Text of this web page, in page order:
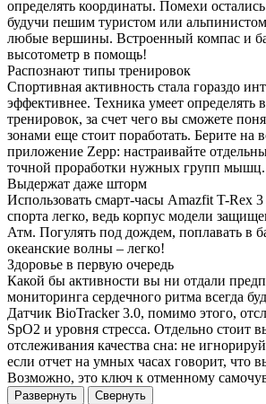
определять координаты. Помехи
будучи пешим туристом или
любые вершины. Встроенный компас и
высотометр в помощь!
Распознают типы тренировок
Спортивная активность стала гораздо
эффективнее. Техника умеет определять
тренировок, за счет чего вы сможете
зонами еще стоит поработать. Берите на
приложение Zepp: настраивайте
точной проработки нужных групп мышц.
Выдержат даже шторм
Использовать смарт-часы Amazfit T-Rex
спорта легко, ведь корпус модели
Атм. Погулять под дождем, поплавать в
океанские волны – легко!
Здоровье в первую очередь
Какой бы активности вы ни отдали
мониторинга сердечного ритма всегда
Датчик BioTracker 3.0, помимо этого,
SpO2 и уровня стресса. Отдельно стоит
отслеживания качества сна: не
если отчет на умных часах говорит, что
Возможно, это ключ к отменному
Развернуть Свернуть